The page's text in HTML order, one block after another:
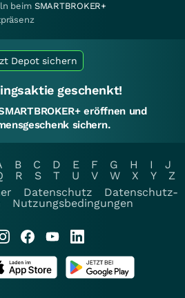
beim SMARTBROKER+
Depot sichern
geschenkt!
eröffnen und
sichern.
B C D E F G H I
J
R S T U V W X Y
Z
Datenschutz
Datenschutz-
Nutzungsbedingungen